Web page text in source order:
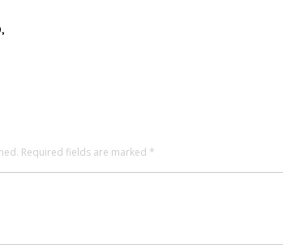
Required fields are marked *